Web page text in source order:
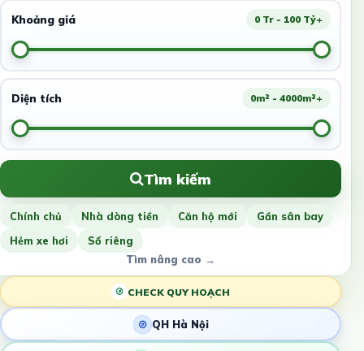
Khoảng giá 0 Tr - 100 Tỷ+
Diện tích 0m² - 4000m²+
Tìm kiếm
Chính chủ Nhà dòng tiền Căn hộ mới
Gần sân bay
Hẻm xe hơi
Sổ riêng
Tìm nâng cao →
CHECK QUY HOẠCH
QH Hà Nội